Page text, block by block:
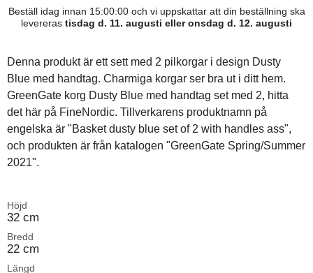
Beställ idag innan 15:00:00 och vi uppskattar att din beställning ska
levereras tisdag d. 11. augusti eller onsdag d. 12. augusti
Denna produkt är ett sett med 2 pilkorgar i design Dusty
Blue med handtag. Charmiga korgar ser bra ut i ditt hem.
GreenGate korg Dusty Blue med handtag set med 2, hitta
det här på FineNordic. Tillverkarens produktnamn på
engelska är "Basket dusty blue set of 2 with handles ass",
och produkten är från katalogen "GreenGate Spring/Summer
2021".
Höjd
32 cm
Bredd
22 cm
Längd